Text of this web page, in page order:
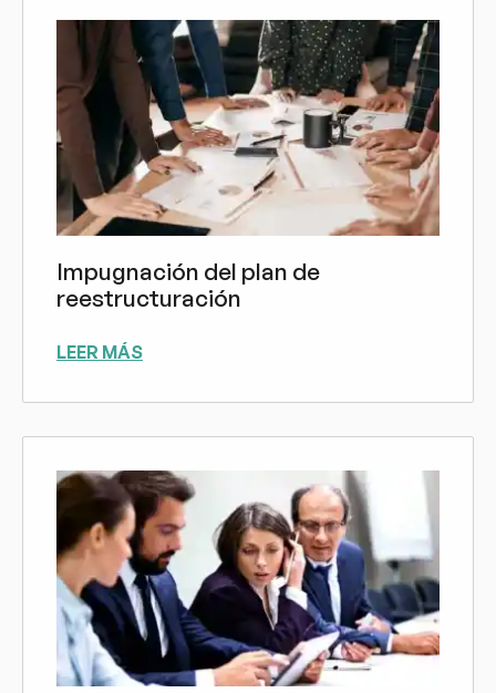
Impugnación del plan de
reestructuración
LEER MÁS